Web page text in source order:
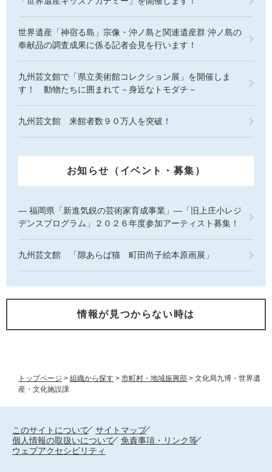
トップページ > 組織から探す > 市町村・地域振興部 > 文化局九博・世界遺
産・文化施設課
世界遺産「神宿る島」宗像・沖ノ島と関連遺産群 沖ノ島の
奉献品の調査成果に係る記者会見を行います！
九州芸文館で「県立美術館コレクション展」を開催しま
す！ 動物たちに囲まれて－身近なトモダチ－
九州芸文館 来館者数９０万人を突破！
お知らせ（イベント・募集）
― 福岡県「新進気鋭の芸術家育成事業」―「旧上庄小レジ
デンスプログラム」２０２６年度参加アーティスト募集！
九州芸文館 「隙あらば猫 町田尚子絵本原画展」
情報が見つからない時は
このサイトについて
サイトマップ
個人情報の取扱いについて
免責事項・リンク等
ウェブアクセシビリティ